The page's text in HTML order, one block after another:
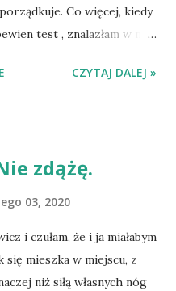
Co więcej, kiedy
test , znalazłam w nim
się być zatem idealną dla
ogromny cios. Minęli już
a wszelki wysiłek
życiem przyspieszyć. Co
Paddy'ego Dillona
CZYTAJ DALEJ »
zdążę.
03, 2020
i czułam, że i ja miałabym
się mieszka w miejscu, z
niż siłą własnych nóg